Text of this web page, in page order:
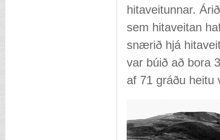
hitaveitunnar.
sem hitaveitan
snærið hjá
var búið að bora
af 71 gráðu heitu